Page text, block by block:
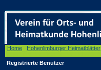
Home Hohenlimburger Heimatblätter
Registrierte Benutzer